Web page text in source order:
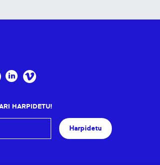
HARPIDETU!
Harpidetu